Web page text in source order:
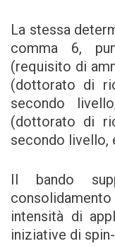
La stessa
comma 6,
(requisito di
(dottorato di
secondo
(dottorato di
secondo livello,
Il bando
intensità di
iniziative di